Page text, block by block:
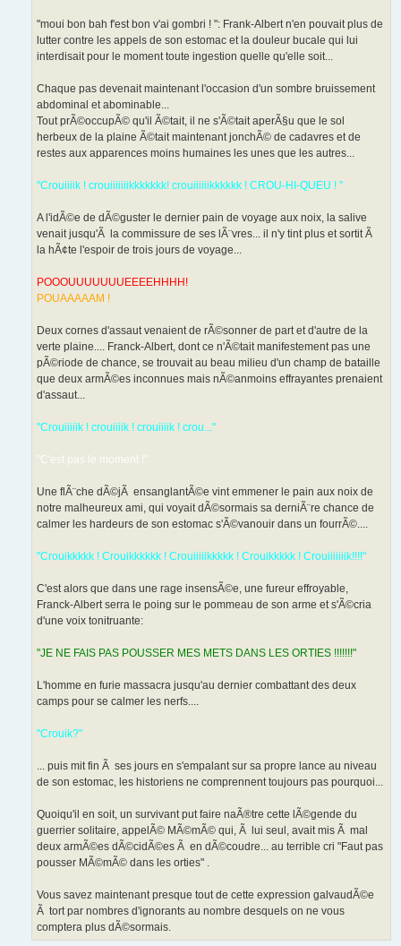
"moui bon bah f'est bon v'ai gombri ! ": Frank-Albert n'en pouvait plus de
lutter contre les appels de son estomac et la douleur bucale qui lui
interdisait pour le moment toute ingestion quelle qu'elle soit...
Chaque pas devenait maintenant l'occasion d'un sombre bruissement
abdominal et abominable...
Tout prÃ©occupÃ© qu'il Ã©tait, il ne s'Ã©tait aperÃ§u que le sol
herbeux de la plaine Ã©tait maintenant jonchÃ© de cadavres et de
restes aux apparences moins humaines les unes que les autres...
"Crouiiiik ! crouiiiiiiikkkkkkk! crouiiiiiikkkkkk ! CROU-HI-QUEU ! "
A l'idÃ©e de dÃ©guster le dernier pain de voyage aux noix, la salive
venait jusqu'Ã la commissure de ses lÃ¨vres... il n'y tint plus et sortit Ã
la hÃ¢te l'espoir de trois jours de voyage...
POOOUUUUUUUEEEEHHHH!
POUAAAAAM !
Deux cornes d'assaut venaient de rÃ©sonner de part et d'autre de la
verte plaine.... Franck-Albert, dont ce n'Ã©tait manifestement pas une
pÃ©riode de chance, se trouvait au beau milieu d'un champ de bataille
que deux armÃ©es inconnues mais nÃ©anmoins effrayantes prenaient
d'assaut...
"Crouiiiiik ! crouiiiik ! crouiiiik ! crou..."
"C'est pas le moment !"
Une flÃ¨che dÃ©jÃ ensanglantÃ©e vint emmener le pain aux noix de
notre malheureux ami, qui voyait dÃ©sormais sa derniÃ¨re chance de
calmer les hardeurs de son estomac s'Ã©vanouir dans un fourrÃ©....
"Crouikkkkk ! Crouikkkkkk ! Crouiiiiikkkkk ! Crouikkkkk ! Crouiiiiiiik!!!!"
C'est alors que dans une rage insensÃ©e, une fureur effroyable,
Franck-Albert serra le poing sur le pommeau de son arme et s'Ã©cria
d'une voix tonitruante:
"JE NE FAIS PAS POUSSER MES METS DANS LES ORTIES !!!!!!!"
L'homme en furie massacra jusqu'au dernier combattant des deux
camps pour se calmer les nerfs....
"Crouik?"
... puis mit fin Ã ses jours en s'empalant sur sa propre lance au niveau
de son estomac, les historiens ne comprennent toujours pas pourquoi...
Quoiqu'il en soit, un survivant put faire naÃ®tre cette lÃ©gende du
guerrier solitaire, appelÃ© MÃ©mÃ© qui, Ã lui seul, avait mis Ã mal
deux armÃ©es dÃ©cidÃ©es Ã en dÃ©coudre... au terrible cri "Faut pas
pousser MÃ©mÃ© dans les orties" .
Vous savez maintenant presque tout de cette expression galvaudÃ©e
Ã tort par nombres d'ignorants au nombre desquels on ne vous
comptera plus dÃ©sormais.